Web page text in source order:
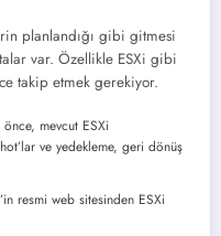
planlandığı gibi gitmesi
var. Özellikle ESXi gibi
takip etmek gerekiyor.
mevcut ESXi
ve yedekleme, geri dönüş
resmi web sitesinden ESXi